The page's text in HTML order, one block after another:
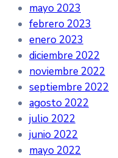
mayo 2023
febrero 2023
enero 2023
diciembre 2022
noviembre 2022
septiembre 2022
agosto 2022
julio 2022
junio 2022
mayo 2022